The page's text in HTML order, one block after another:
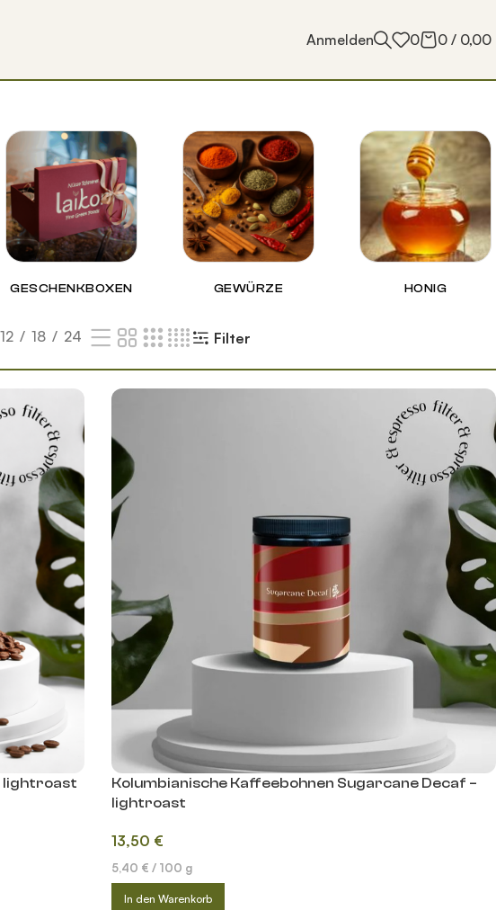
Anmelden 0 0 / 0,00
GESCHENKBOXEN GEWÜRZE HONIG
12 18 24 Filter
lightroast
Kolumbianische Kaffeebohnen Sugarcane Decaf –
lightroast
13,50 €
5,40 € / 100 g
In den Warenkorb